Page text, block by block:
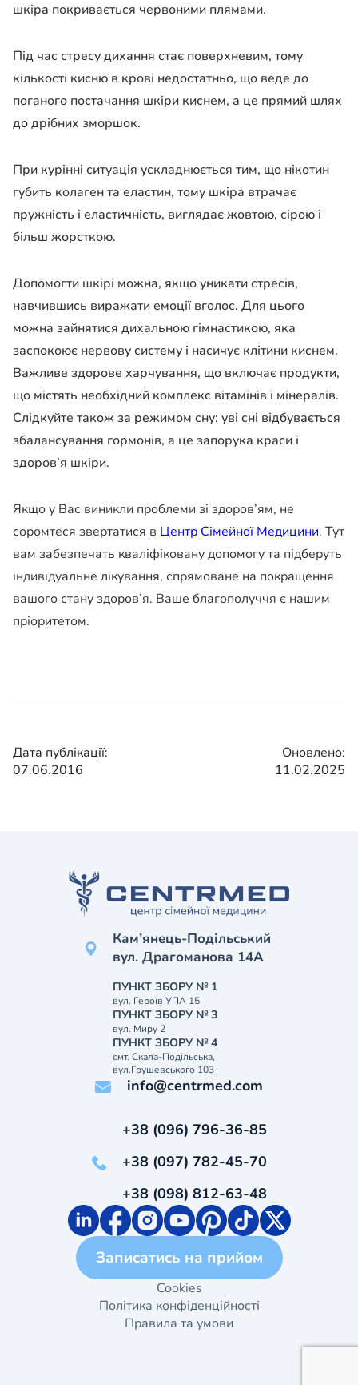
шкіра покривається червоними плямами.
Під час стресу дихання стає поверхневим, тому
кількості кисню в крові недостатньо, що веде до
поганого постачання шкіри киснем, а це прямий шлях
до дрібних зморшок.
При курінні ситуація ускладнюється тим, що нікотин
губить колаген та еластин, тому шкіра втрачає
пружність і еластичність, виглядає жовтою, сірою і
більш жорсткою.
Допомогти шкірі можна, якщо уникати стресів,
навчившись виражати емоції вголос. Для цього
можна зайнятися дихальною гімнастикою, яка
заспокоює нервову систему і насичує клітини киснем.
Важливе здорове харчування, що включає продукти,
що містять необхідний комплекс вітамінів і мінералів.
Слідкуйте також за режимом сну: уві сні відбувається
збалансування гормонів, а це запорука краси і
здоров’я шкіри.
Якщо у Вас виникли проблеми зі здоров’ям, не
соромтеся звертатися в Центр Сімейної Медицини. Тут
вам забезпечать кваліфіковану допомогу та підберуть
індивідуальне лікування, спрямоване на покращення
вашого стану здоров’я. Ваше благополуччя є нашим
пріоритетом.
Дата публікації:
07.06.2016
Оновлено:
11.02.2025
Кам’янець-Подільський
вул. Драгоманова 14А
ПУНКТ ЗБОРУ № 1
вул. Героїв УПА 15
ПУНКТ ЗБОРУ № 3
вул. Миру 2
ПУНКТ ЗБОРУ № 4
смт. Скала-Подільська,
вул.Грушевського 103
info@centrmed.com
+38 (096) 796-36-85
+38 (097) 782-45-70
+38 (098) 812-63-48
Записатись на прийом
Cookies
Політика конфіденційності
Правила та умови